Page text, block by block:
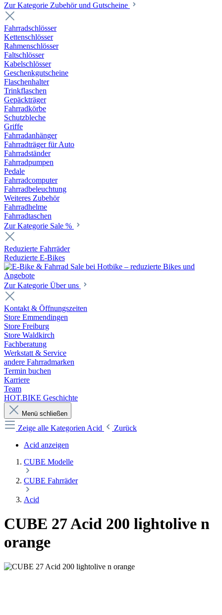
Zur Kategorie Zubehör und Gutscheine
Fahrradschlösser
Kettenschlösser
Rahmenschlösser
Faltschlösser
Kabelschlösser
Geschenkgutscheine
Flaschenhalter
Trinkflaschen
Gepäckträger
Fahrradkörbe
Schutzbleche
Griffe
Fahrradanhänger
Fahrradträger für Auto
Fahrradständer
Fahrradpumpen
Pedale
Fahrradcomputer
Fahrradbeleuchtung
Weiteres Zubehör
Fahrradhelme
Fahrradtaschen
Zur Kategorie Sale %
Reduzierte Fahrräder
Reduzierte E-Bikes
Zur Kategorie Über uns
Kontakt & Öffnungszeiten
Store Emmendingen
Store Freiburg
Store Waldkirch
Fachberatung
Werkstatt & Service
andere Fahrradmarken
Termin buchen
Karriere
Team
HOT.BIKE Geschichte
Menü schließen
Zeige alle Kategorien Acid
Zurück
Acid anzeigen
CUBE Modelle
CUBE Fahrräder
Acid
CUBE 27 Acid 200 lightolive n
orange